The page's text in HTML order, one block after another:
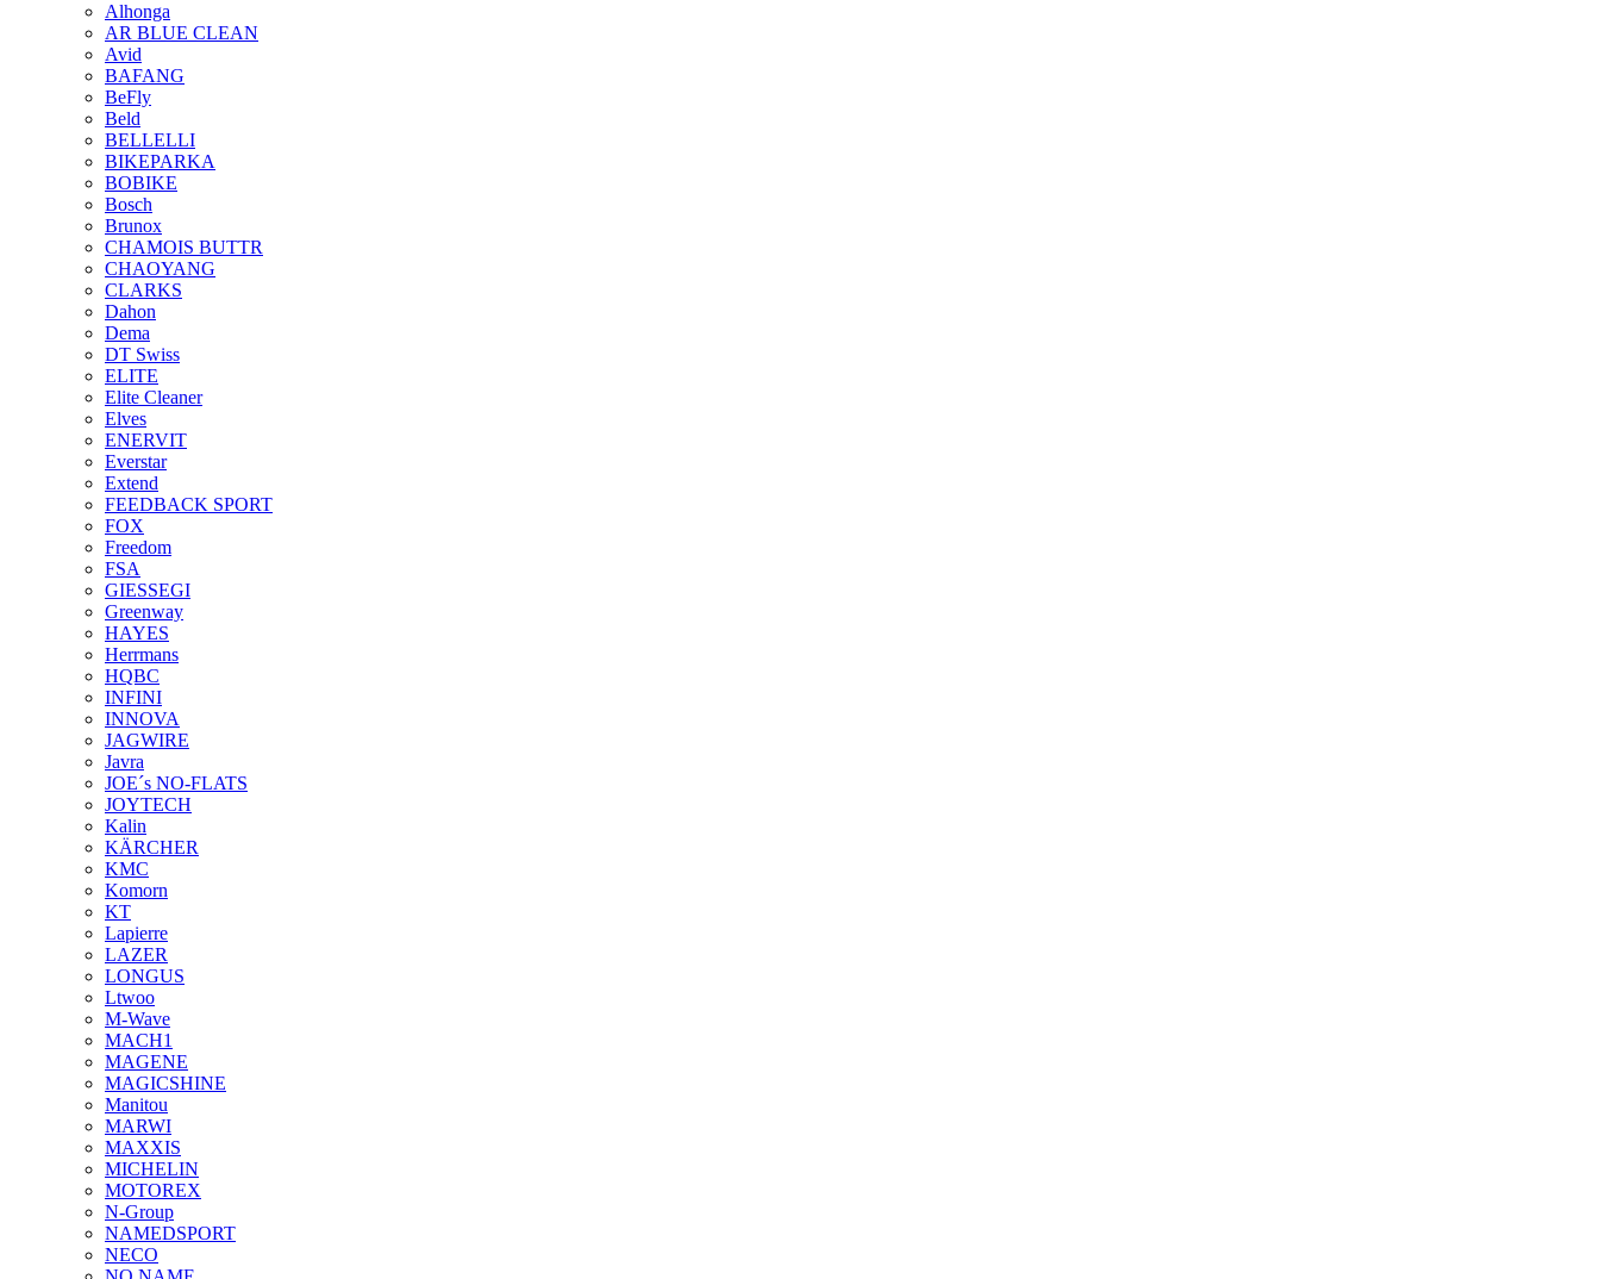
Alhonga
AR BLUE CLEAN
Avid
BAFANG
BeFly
Beld
BELLELLI
BIKEPARKA
BOBIKE
Bosch
Brunox
CHAMOIS BUTTR
CHAOYANG
CLARKS
Dahon
Dema
DT Swiss
ELITE
Elite Cleaner
Elves
ENERVIT
Everstar
Extend
FEEDBACK SPORT
FOX
Freedom
FSA
GIESSEGI
Greenway
HAYES
Herrmans
HQBC
INFINI
INNOVA
JAGWIRE
Javra
JOE´s NO-FLATS
JOYTECH
Kalin
KÄRCHER
KMC
Komorn
KT
Lapierre
LAZER
LONGUS
Ltwoo
M-Wave
MACH1
MAGENE
MAGICSHINE
Manitou
MARWI
MAXXIS
MICHELIN
MOTOREX
N-Group
NAMEDSPORT
NECO